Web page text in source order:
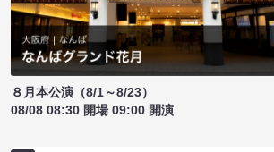
８月本公演（8/1～8/23）
08/08 08:30 開場 09:00 開演